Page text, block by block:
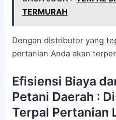
TERMURAH
Dengan distributor yang
pertanian Anda akan
Efisiensi Biaya
Petani Daerah :
Terpal Pertanian